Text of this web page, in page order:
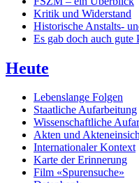
Kritik und Widerstand
Historische Anstalts-
Es gab doch auch gute
Heute
Lebenslange Folgen
Staatliche Aufarbeitung
Wissenschaftliche
Akten und
Internationaler Kontext
Karte der Erinnerung
Film «Spurensuche»